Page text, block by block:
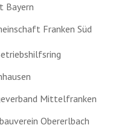
Bayern
Franken Süd
Mittelfranken
Obererlbach